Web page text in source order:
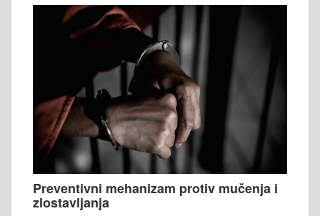
Preventivni mehanizam protiv mučenja i
zlostavljanja